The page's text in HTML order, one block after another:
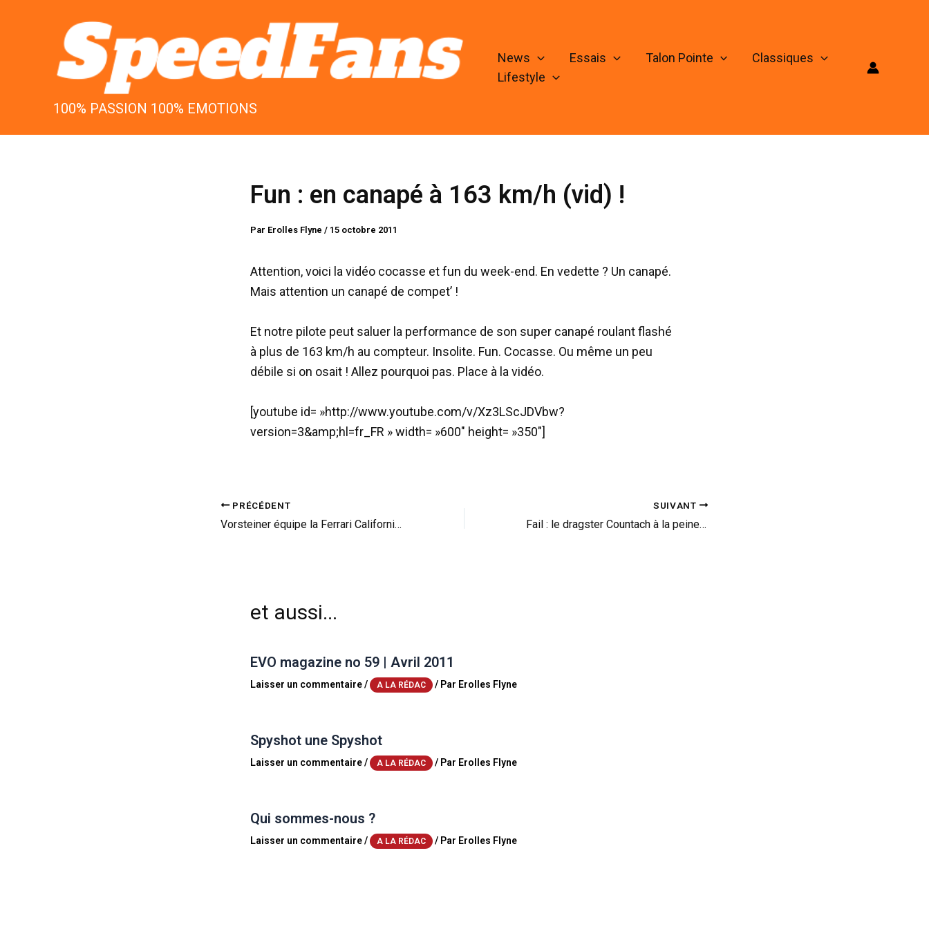
100% PASSION 100% EMOTIONS
News Essais Talon Pointe
Classiques
Lifestyle
Fun : en canapé à 163 km/h (vid) !
Par Erolles Flyne / 15 octobre 2011
Attention, voici la vidéo cocasse et fun du week-end. En vedette ? Un canapé.
Mais attention un canapé de compet’ !
Et notre pilote peut saluer la performance de son super canapé roulant flashé
à plus de 163 km/h au compteur. Insolite. Fun. Cocasse. Ou même un peu
débile si on osait ! Allez pourquoi pas. Place à la vidéo.
[youtube id= »http://www.youtube.com/v/Xz3LScJDVbw?
version=3&amp;hl=fr_FR » width= »600″ height= »350″]
PRÉCÉDENT
Vorsteiner équipe la Ferrari California : de bon goût
SUIVANT
Fail : le dragster Countach à la peine (vid)
et aussi...
EVO magazine no 59 | Avril 2011
Laisser un commentaire/ A LA RÉDAC / Par Erolles Flyne
Spyshot une Spyshot
Laisser un commentaire/ A LA RÉDAC / Par Erolles Flyne
Qui sommes-nous ?
Laisser un commentaire/ A LA RÉDAC / Par Erolles Flyne